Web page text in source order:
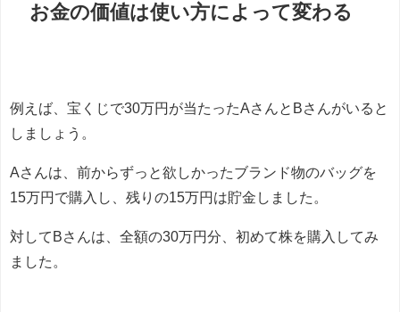
お金の価値は使い方によって変わる
例えば、宝くじで30万円が当たったAさんとBさんがいると
しましょう。
Aさんは、前からずっと欲しかったブランド物のバッグを
15万円で購入し、残りの15万円は貯金しました。
対してBさんは、全額の30万円分、初めて株を購入してみ
ました。